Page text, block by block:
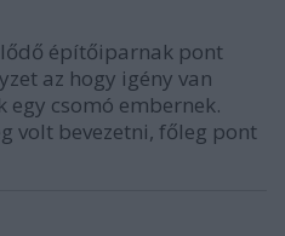
építőiparnak pont
az hogy igény van
egy csomó embernek.
volt bevezetni, főleg pont